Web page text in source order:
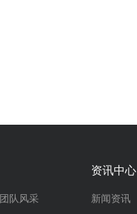
团队风采
资讯中心
新闻资讯